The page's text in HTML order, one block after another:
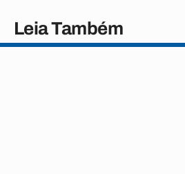
Leia Também